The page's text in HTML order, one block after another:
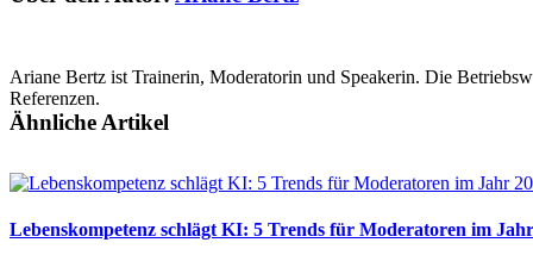
Ariane Bertz ist Trainerin, Moderatorin und Speakerin. Die
Referenzen.
Ähnliche Artikel
Lebenskompetenz schlägt KI: 5 Trends für Moderatoren im